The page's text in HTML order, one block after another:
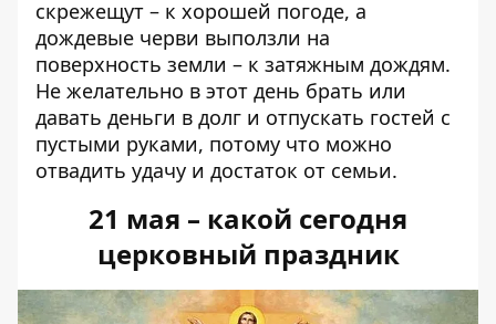
скрежещут – к хорошей погоде, а
дождевые черви выползли на
поверхность земли – к затяжным дождям.
Не желательно в этот день брать или
давать деньги в долг и отпускать гостей с
пустыми руками, потому что можно
отвадить удачу и достаток от семьи.
21 мая – какой сегодня
церковный праздник